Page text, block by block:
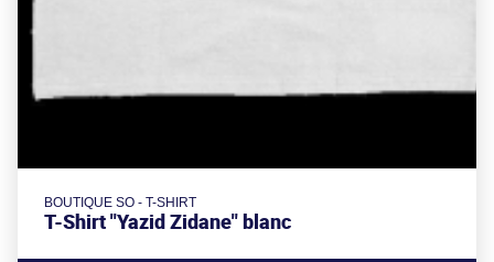
BOUTIQUE SO - T-SHIRT
T-Shirt "Yazid Zidane" blanc